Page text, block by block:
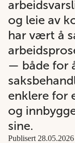
og leie av
har vært å
— både for
enklere for
og
sine.
Publisert 28.05.2026